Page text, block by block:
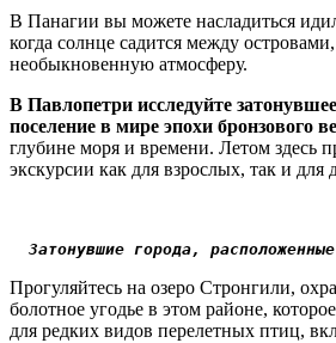
В Панагии вы можете насладиться
когда солнце садится между
необыкновенную атмосферу.
В Павлопетри исследуйте
поселение в мире эпохи бронзового
глубине моря и времени. Летом здесь
экскурсии как для взрослых, так и для
Затонувшие города,
Прогуляйтесь на озеро Стронгили,
болотное угодье в этом районе,
для редких видов перелетных птиц,